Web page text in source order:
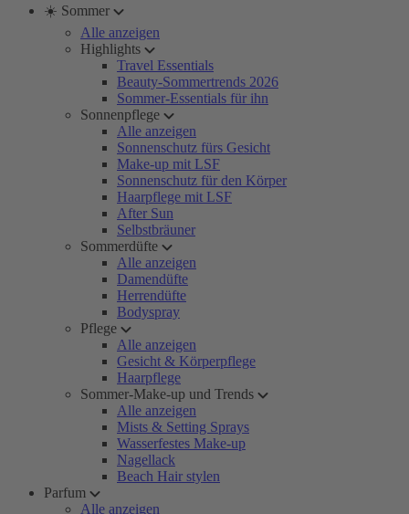
☀️ Sommer
Alle anzeigen
Highlights
Travel Essentials
Beauty-Sommertrends 2026
Sommer-Essentials für ihn
Sonnenpflege
Alle anzeigen
Sonnenschutz fürs Gesicht
Make-up mit LSF
Sonnenschutz für den Körper
Haarpflege mit LSF
After Sun
Selbstbräuner
Sommerdüfte
Alle anzeigen
Damendüfte
Herrendüfte
Bodyspray
Pflege
Alle anzeigen
Gesicht & Körperpflege
Haarpflege
Sommer-Make-up und Trends
Alle anzeigen
Mists & Setting Sprays
Wasserfestes Make-up
Nagellack
Beach Hair stylen
Parfum
Alle anzeigen